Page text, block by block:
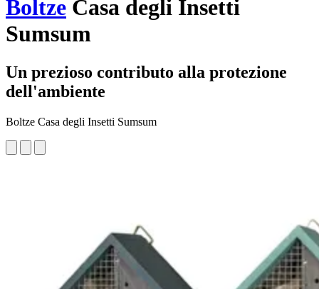
Boltze Casa degli Insetti
Sumsum
Un prezioso contributo alla protezione
dell'ambiente
Boltze Casa degli Insetti Sumsum